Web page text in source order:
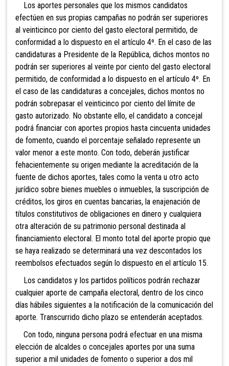
Los aportes personales que los mismos candidatos
efectúen en sus propias campañas no podrán ser superiores
al veinticinco por ciento del gasto electoral permitido, de
conformidad a lo dispuesto en el artículo 4º. En el caso de las
candidaturas a Presidente de la República, dichos montos no
podrán ser superiores al veinte por ciento del gasto electoral
permitido, de conformidad a lo dispuesto en el artículo 4º. En
el caso de las candidaturas a concejales, dichos montos no
podrán sobrepasar el veinticinco por ciento del límite de
gasto autorizado. No obstante ello, el candidato a concejal
podrá financiar con aportes propios hasta cincuenta unidades
de fomento, cuando el porcentaje señalado represente un
valor menor a este monto. Con todo, deberán justificar
fehacientemente su origen mediante la acreditación de la
fuente de dichos aportes, tales como la venta u otro acto
jurídico sobre bienes muebles o inmuebles, la suscripción de
créditos, los giros en cuentas bancarias, la enajenación de
títulos constitutivos de obligaciones en dinero y cualquiera
otra alteración de su patrimonio personal destinada al
financiamiento electoral. El monto total del aporte propio que
se haya realizado se determinará una vez descontados los
reembolsos efectuados según lo dispuesto en el artículo 15.
Los candidatos y los partidos políticos podrán rechazar
cualquier aporte de campaña electoral, dentro de los cinco
días hábiles siguientes a la notificación de la comunicación del
aporte. Transcurrido dicho plazo se entenderán aceptados.
Con todo, ninguna persona podrá efectuar en una misma
elección de alcaldes o concejales aportes por una suma
superior a mil unidades de fomento o superior a dos mil